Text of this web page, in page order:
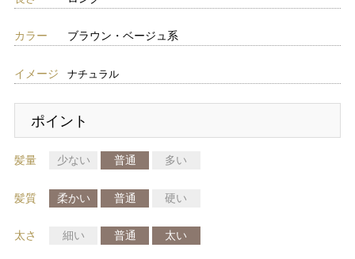
カラー ブラウン・ベージュ系
イメージ ナチュラル
ポイント
髪量 少ない 普通 多い
髪質 柔かい 普通 硬い
太さ 細い 普通 太い